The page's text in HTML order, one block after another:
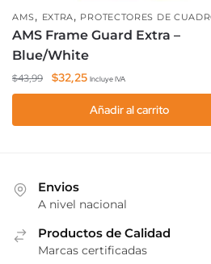
AMS, EXTRA, PROTECTORES DE
AMS Frame Guard Extra –
Blue/White
$43,99
El
precio
era:
$32,25El
precio
actual
es:
Incluye IVA
Añadir al carrito
Envios
A nivel nacional
Productos de Calidad
Marcas certificadas